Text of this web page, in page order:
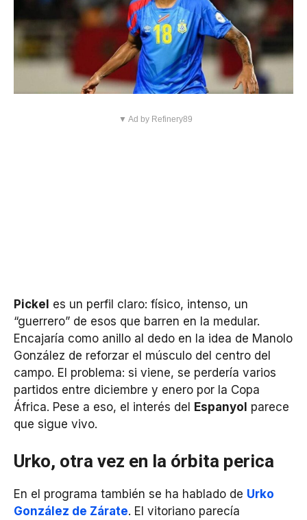
▼ Ad by Refinery89
Pickel es un perfil claro: físico, intenso, un
“guerrero” de esos que barren en la medular.
Encajaría como anillo al dedo en la idea de Manolo
González de reforzar el músculo del centro del
campo. El problema: si viene, se perdería varios
partidos entre diciembre y enero por la Copa
África. Pese a eso, el interés del
Espanyol parece
que sigue vivo.
Urko, otra vez en la órbita perica
En el programa también se ha hablado de Urko
González de Zárate. El vitoriano parecía